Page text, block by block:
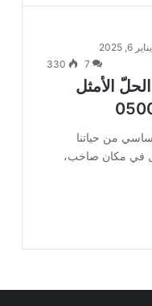
يناير 6, 2025
7
330
الأمثل
من حياتنا
في مكان صاخب،